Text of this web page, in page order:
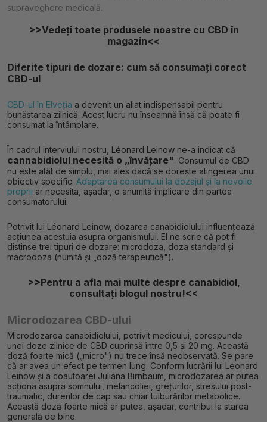
supraveghere medicală.
>>Vedeți toate produsele noastre cu CBD în
magazin<<
Diferite tipuri de dozare: cum să consumați corect
CBD-ul
CBD-ul în Elveția a devenit un aliat indispensabil pentru
bunăstarea zilnică. Acest lucru nu înseamnă însă că poate fi
consumat la întâmplare.
În cadrul interviului nostru, Léonard Leinow ne-a indicat că
cannabidiolul necesită o „învățare". Consumul de CBD
nu este atât de simplu, mai ales dacă se dorește atingerea unui
obiectiv specific. Adaptarea consumului la dozajul și la nevoile
proprii ar necesita, așadar, o anumită implicare din partea
consumatorului.
Potrivit lui Léonard Leinow, dozarea canabidiolului influențează
acțiunea acestuia asupra organismului. El ne scrie că pot fi
distinse trei tipuri de dozare: microdoza, doza standard și
macrodoza (numită și „doză terapeutică").
>>Pentru a afla mai multe despre canabidiol,
consultați blogul nostru!<<
Microdozarea CBD-ului
Microdozarea canabidiolului, potrivit medicului, corespunde
unei doze zilnice de CBD cuprinsă între 0,5 și 20 mg. Această
doză foarte mică („micro") nu trece însă neobservată. Se pare
că ar avea un efect pe termen lung. Conform lucrării lui Leonard
Leinow și a coautoarei Juliana Birnbaum, microdozarea ar putea
acționa asupra somnului, melancoliei, grețurilor, stresului post-
traumatic, durerilor de cap sau chiar tulburărilor metabolice.
Această doză foarte mică ar putea, așadar, contribui la starea
generală de bine.